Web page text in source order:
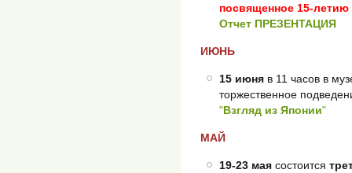
посвященное 15-
Отчет ПРЕЗЕНТАЦИЯ
ИЮНЬ
15 июня в 11 часов в
торжественное
"Взгляд из Японии"
МАЙ
19-23 мая состоится